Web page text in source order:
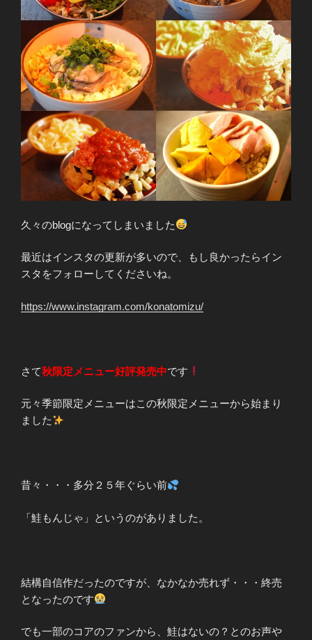
久々のblogになってしまいました
最近はインスタの更新が多いので、もし良かったらイン
スタをフォローしてくださいね。
https://www.instagram.com/konatomizu/
さて秋限定メニュー好評発売中です
元々季節限定メニューはこの秋限定メニューから始まり
ました
昔々・・・多分２５年ぐらい前
「鮭もんじゃ」というのがありました。
結構自信作だったのですが、なかなか売れず・・・終売
となったのです
でも一部のコアのファンから、鮭はないの？とのお声や